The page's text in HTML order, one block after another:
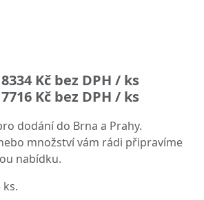
8334 Kč bez DPH / ks
7716 Kč bez DPH / ks
dodání do Brna a Prahy.
množství vám rádi připravíme
nabídku.